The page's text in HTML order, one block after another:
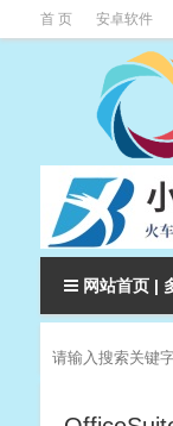
首 页 安卓软件
下载类
网站首页 |